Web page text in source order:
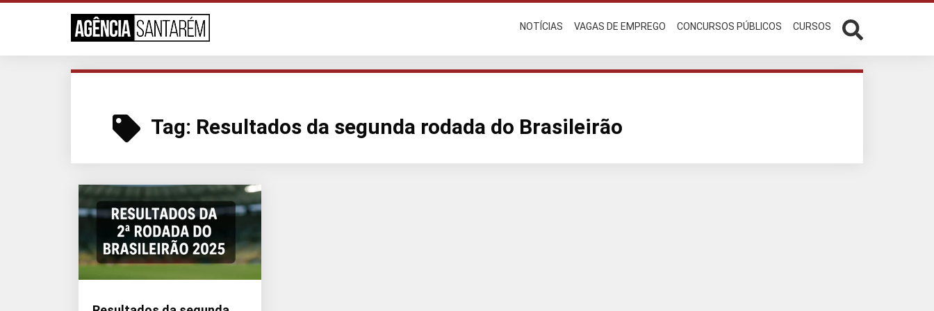
NOTÍCIAS VAGAS DE EMPREGO CONCURSOS PÚBLICOS CURSOS
Tag: Resultados da segunda rodada do Brasileirão